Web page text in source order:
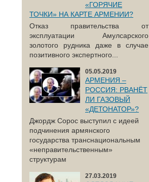
«ГОРЯЧИЕ
ТОЧКИ» НА КАРТЕ АРМЕНИИ?
Отказ правительства от
эксплуатации Амулсарского
золотого рудника даже в случае
позитивного экспертного...
05.05.2019
АРМЕНИЯ –
РОССИЯ: РВАНЁТ
ЛИ ГАЗОВЫЙ
«ДЕТОНАТОР»?
Джордж Сорос выступил с идеей
подчинения армянского
государства транснациональным
«неправительственным»
структурам
27.03.2019